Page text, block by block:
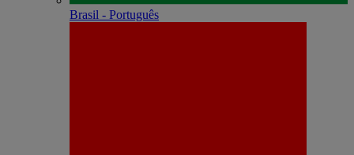
Brasil - Português